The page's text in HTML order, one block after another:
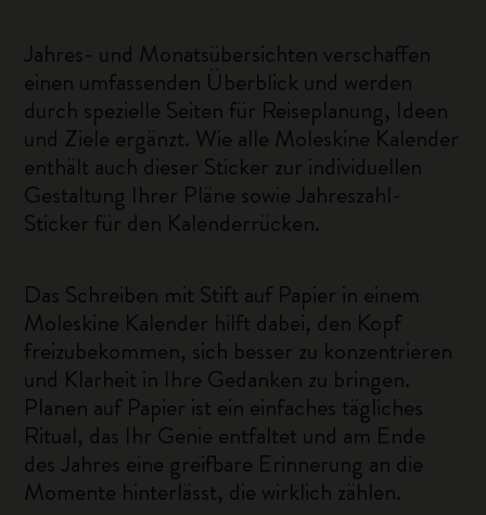
Jahres- und Monatsübersichten verschaffen
einen umfassenden Überblick und werden
durch spezielle Seiten für Reiseplanung, Ideen
und Ziele ergänzt. Wie alle Moleskine Kalender
enthält auch dieser Sticker zur individuellen
Gestaltung Ihrer Pläne sowie Jahreszahl-
Sticker für den Kalenderrücken.
Das Schreiben mit Stift auf Papier in einem
Moleskine Kalender hilft dabei, den Kopf
freizubekommen, sich besser zu konzentrieren
und Klarheit in Ihre Gedanken zu bringen.
Planen auf Papier ist ein einfaches tägliches
Ritual, das Ihr Genie entfaltet und am Ende
des Jahres eine greifbare Erinnerung an die
Momente hinterlässt, die wirklich zählen.